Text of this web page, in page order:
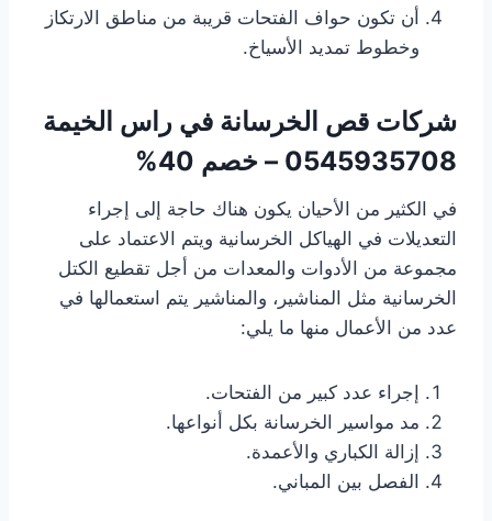
أن تكون حواف الفتحات قريبة من مناطق الارتكاز
وخطوط تمديد الأسياخ.
شركات قص الخرسانة في راس الخيمة
0545935708 – خصم 40%
في الكثير من الأحيان يكون هناك حاجة إلى إجراء
التعديلات في الهياكل الخرسانية ويتم الاعتماد على
مجموعة من الأدوات والمعدات من أجل تقطيع الكتل
الخرسانية مثل المناشير، والمناشير يتم استعمالها في
عدد من الأعمال منها ما يلي:
إجراء عدد كبير من الفتحات.
مد مواسير الخرسانة بكل أنواعها.
إزالة الكباري والأعمدة.
الفصل بين المباني.